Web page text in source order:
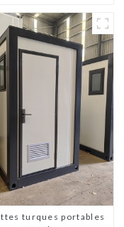
turques portables